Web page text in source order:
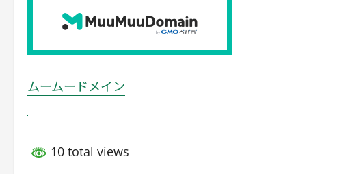
ムームードメイン
10 total views